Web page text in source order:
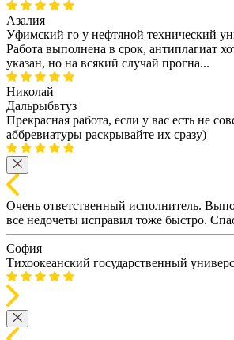
Азалия
Уфимский го у нефтяной технический
Работа выполнена в срок, антиплагиат
указан, но на всякий случай прогна...
Николай
Дальрыбвтуз
Прекрасная работа, если у вас есть не
аббревиатуры раскрывайте их сразу)
Очень ответственный исполнитель.
все недочеты исправил тоже быстро.
София
Тихоокеанский государственный